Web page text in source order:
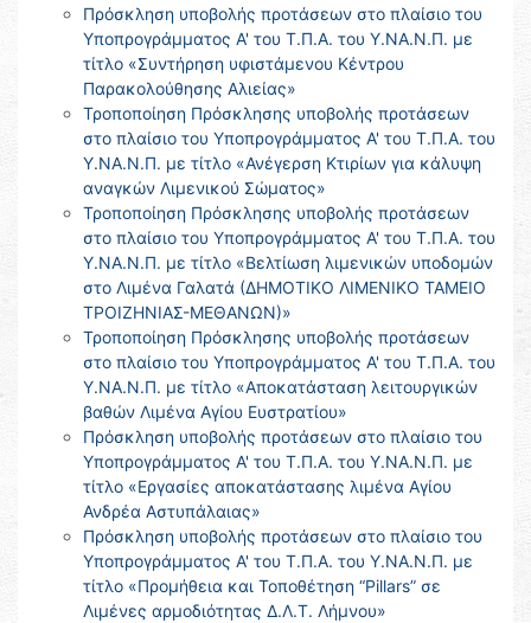
Πρόσκληση υποβολής προτάσεων στο πλαίσιο του
Υποπρογράμματος Α' του Τ.Π.Α. του Υ.ΝΑ.Ν.Π. με
τίτλο «Συντήρηση υφιστάμενου Κέντρου
Παρακολούθησης Αλιείας»
Τροποποίηση Πρόσκλησης υποβολής προτάσεων
στο πλαίσιο του Υποπρογράμματος Α' του Τ.Π.Α. του
Υ.ΝΑ.Ν.Π. με τίτλο «Ανέγερση Κτιρίων για κάλυψη
αναγκών Λιμενικού Σώματος»
Τροποποίηση Πρόσκλησης υποβολής προτάσεων
στο πλαίσιο του Υποπρογράμματος Α' του Τ.Π.Α. του
Υ.ΝΑ.Ν.Π. με τίτλο «Βελτίωση λιμενικών υποδομών
στο Λιμένα Γαλατά (ΔΗΜΟΤΙΚΟ ΛΙΜΕΝΙΚΟ ΤΑΜΕΙΟ
ΤΡΟΙΖΗΝΙΑΣ-ΜΕΘΑΝΩΝ)»
Τροποποίηση Πρόσκλησης υποβολής προτάσεων
στο πλαίσιο του Υποπρογράμματος Α' του Τ.Π.Α. του
Υ.ΝΑ.Ν.Π. με τίτλο «Αποκατάσταση λειτουργικών
βαθών Λιμένα Αγίου Ευστρατίου»
Πρόσκληση υποβολής προτάσεων στο πλαίσιο του
Υποπρογράμματος Α' του Τ.Π.Α. του Υ.ΝΑ.Ν.Π. με
τίτλο «Εργασίες αποκατάστασης λιμένα Αγίου
Ανδρέα Αστυπάλαιας»
Πρόσκληση υποβολής προτάσεων στο πλαίσιο του
Υποπρογράμματος Α' του Τ.Π.Α. του Υ.ΝΑ.Ν.Π. με
τίτλο «Προμήθεια και Τοποθέτηση “Pillars” σε
Λιμένες αρμοδιότητας Δ.Λ.Τ. Λήμνου»